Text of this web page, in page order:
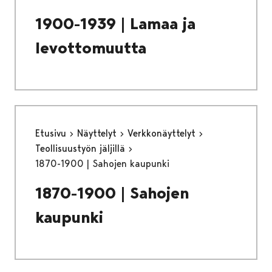
1900-1939 | Lamaa ja
levottomuutta
Etusivu Näyttelyt
Verkkonäyttelyt
Teollisuustyön jäljillä
1870-1900 | Sahojen kaupunki
1870-1900 | Sahojen
kaupunki